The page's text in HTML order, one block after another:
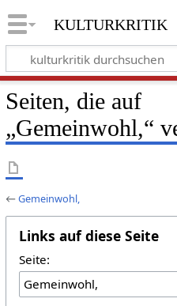
kulturkritik
Seiten, die auf
„Gemeinwohl,“
←Gemeinwohl,
Links auf diese Seite
Seite: